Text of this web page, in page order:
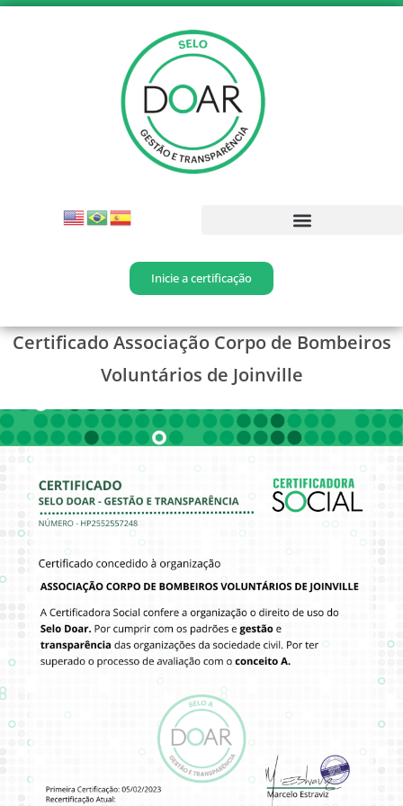
Inicie a certificação
Certificado Associação Corpo de Bombeiros
Voluntários de Joinville